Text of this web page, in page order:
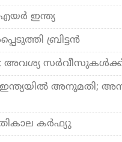
ഇന്ത്യ
ബ്രിട്ടന്‍
അവശ്യ
അനുമതി;
കര്‍ഫ്യു